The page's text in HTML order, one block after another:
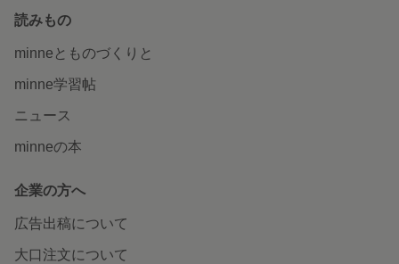
読みもの
minneとものづくりと
minne学習帖
ニュース
minneの本
企業の方へ
広告出稿について
大口注文について